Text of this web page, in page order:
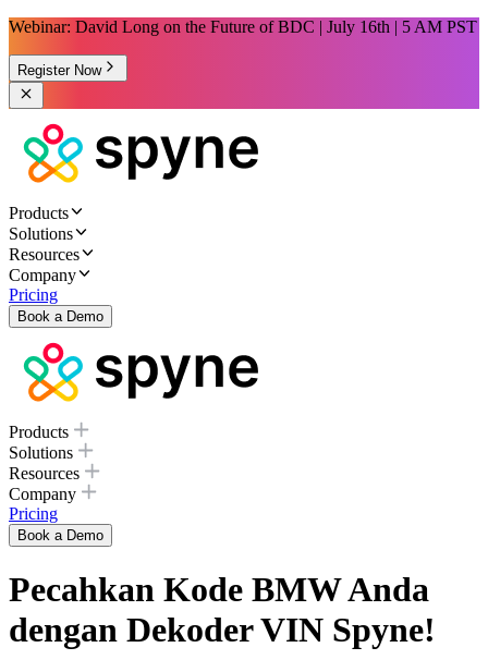
Webinar: David Long on the Future of BDC | July 16th | 5 AM PST
Register Now
Products
Solutions
Resources
Company
Pricing
Book a Demo
Products
Solutions
Resources
Company
Pricing
Book a Demo
Pecahkan Kode BMW Anda
dengan Dekoder VIN Spyne!